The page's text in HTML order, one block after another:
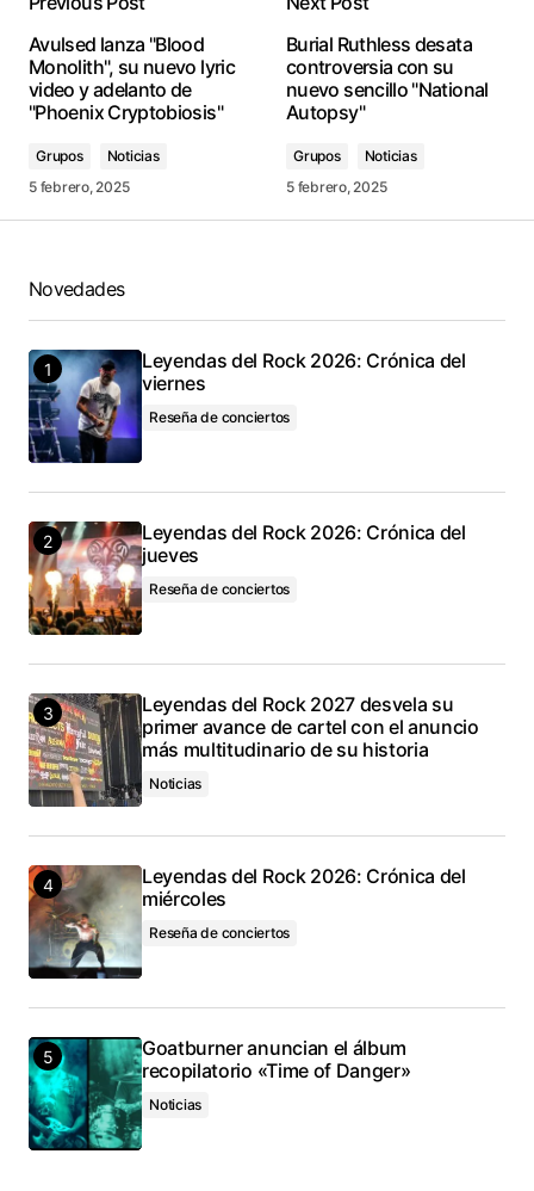
Avulsed lanza "Blood
Monolith", su nuevo lyric
video y adelanto de
"Phoenix Cryptobiosis"
Grupos
Noticias
5 febrero, 2025
Burial Ruthless desata
controversia con su
nuevo sencillo "National
Autopsy"
Grupos
Noticias
5 febrero, 2025
Novedades
Leyendas del Rock 2026: Crónica del
viernes
Reseña de conciertos
Leyendas del Rock 2026: Crónica del
jueves
Reseña de conciertos
Leyendas del Rock 2027 desvela su
primer avance de cartel con el anuncio
más multitudinario de su historia
Noticias
Leyendas del Rock 2026: Crónica del
miércoles
Reseña de conciertos
Goatburner anuncian el álbum
recopilatorio «Time of Danger»
Noticias